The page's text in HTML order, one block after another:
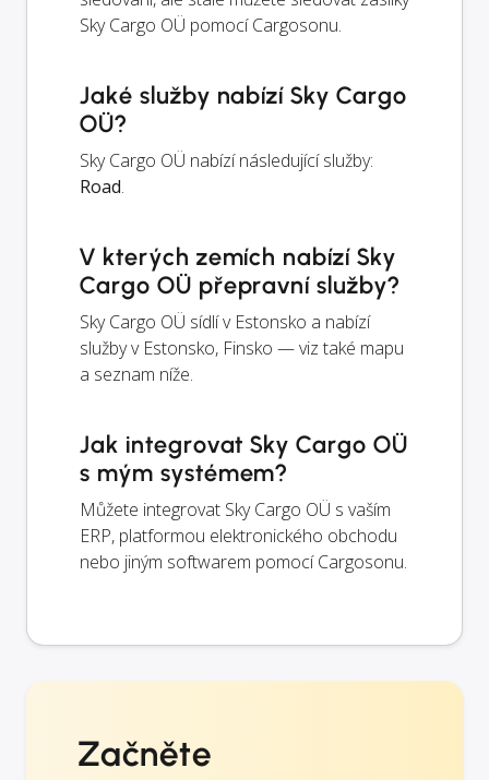
Sky Cargo OÜ pomocí Cargosonu.
Jaké služby nabízí Sky Cargo
OÜ?
Sky Cargo OÜ nabízí následující služby:
Road.
V kterých zemích nabízí Sky
Cargo OÜ přepravní služby?
Sky Cargo OÜ sídlí v Estonsko a nabízí
služby v Estonsko, Finsko — viz také mapu
a seznam níže.
Jak integrovat Sky Cargo OÜ
s mým systémem?
Můžete integrovat Sky Cargo OÜ s vaším
ERP, platformou elektronického obchodu
nebo jiným softwarem pomocí Cargosonu.
Začněte